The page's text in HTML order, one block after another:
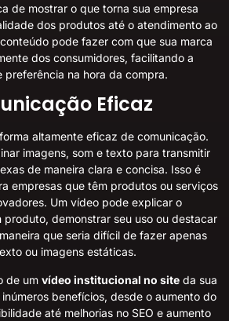
de mostrar o que torna sua empresa
dos produtos até o atendimento ao
pode fazer com que sua marca
dos consumidores, facilitando a
preferência na hora da compra.
Eficaz
altamente eficaz de comunicação.
imagens, som e texto para transmitir
de maneira clara e concisa. Isso é
empresas que têm produtos ou serviços
Um vídeo pode explicar o
produto, demonstrar seu uso ou destacar
que seria difícil de fazer apenas
ou imagens estáticas.
de um vídeo institucional no site da sua
benefícios, desde o aumento do
até melhorias no SEO e aumento